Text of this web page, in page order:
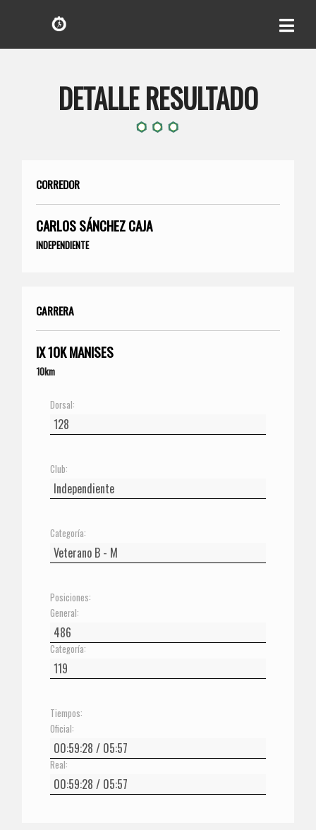
DETALLE RESULTADO
CORREDOR
CARLOS SÁNCHEZ CAJA
INDEPENDIENTE
CARRERA
IX 10K MANISES
10km
Dorsal:
Club:
Categoría:
Posiciones:
General:
Categoría:
Tiempos:
Oficial:
Real: